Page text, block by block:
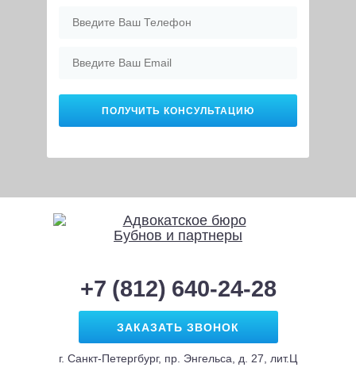
+7 (812) 640-24-28
ЗАКАЗАТЬ ЗВОНОК
г. Санкт-Петергбург, пр. Энгельса, д. 27, лит.Ц